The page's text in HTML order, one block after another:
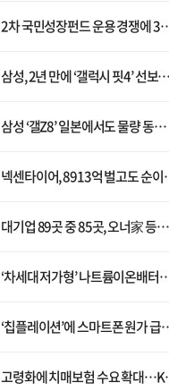
2차 국민성장펀드 운용 경쟁에 33개사 몰렸다…신한·하나 등 새 얼굴 대거 합류
삼성, 2년 만에 ‘갤럭시 핏4’ 선보이나…웨어러블 생태계 확장 ‘시동’
삼성 ‘갤Z8’ 일본에서도 물량 동났다…애플 참전 앞두고 선두 수성 ‘시험대’
넥센타이어, 8913억 벌고도 순이익 2억…유럽 세부담에 이익 증발
대기업 89곳 중 85곳, 오너家 등기임원 겸직…BS 46곳·SM 45곳 ‘족벌경영’ 고착화
‘차세대 저가형’ 나트륨이온배터리 시대 오나…LG화학·에코프로, 상용화 속도낸다
‘칩플레이션’에 스마트폰 원가 급등…삼성전자, ‘엑시노스’ 채택 확대하나
고령화에 치매보험 수요 확대…KB손보·삼성화재가 ‘시장 주도’